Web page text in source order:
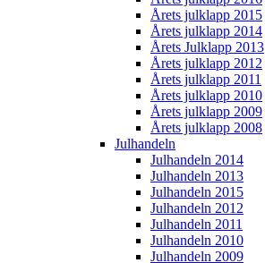
Årets julklapp 2015
Årets julklapp 2014
Årets Julklapp 2013
Årets julklapp 2012
Årets julklapp 2011
Årets julklapp 2010
Årets julklapp 2009
Årets julklapp 2008
Julhandeln
Julhandeln 2014
Julhandeln 2013
Julhandeln 2015
Julhandeln 2012
Julhandeln 2011
Julhandeln 2010
Julhandeln 2009